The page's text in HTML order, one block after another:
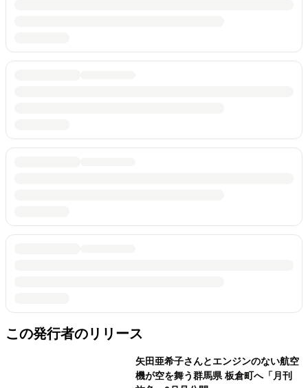
この発行者のリリース
矢田亜希子さんとエンジンのない航空
機が空を舞う群馬県 板倉町へ「月刊